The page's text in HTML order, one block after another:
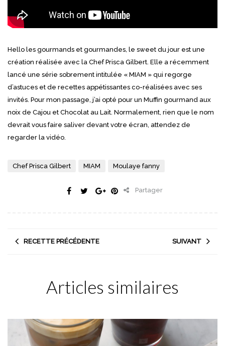
Hello les gourmands et gourmandes, le sweet du jour est une
création réalisée avec la Chef Prisca Gilbert. Elle a récemment
lancé une série sobrement intitulée « MIAM » qui regorge
d’astuces et de recettes appétissantes co-réalisées avec ses
invités. Pour mon passage, j’ai opté pour un Muffin gourmand aux
noix de Cajou et Chocolat au Lait. Normalement, rien que le nom
devrait vous faire saliver devant votre écran, attendez de
regarder la vidéo.
Chef Prisca Gilbert MIAM Moulaye fanny
Partager
RECETTE PRÉCÉDENTE SUIVANT
Articles similaires